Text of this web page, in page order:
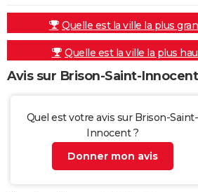
Quelle est la ville la plus
Quelle est la ville la plus
Avis sur Brison-Saint-Innocent
Quel est votre avis sur Brison-Saint-
Innocent ?
Donner mon avis